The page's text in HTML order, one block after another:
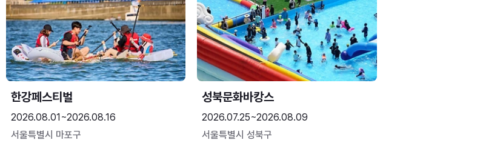
한강페스티벌
2026.08.01~2026.08.16
서울특별시 마포구
성북문화바캉스
2026.07.25~2026.08.09
서울특별시 성북구